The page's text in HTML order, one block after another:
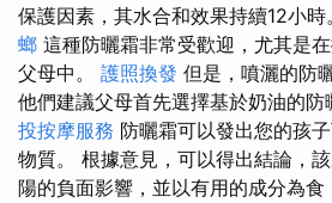
保護因素，其水合和效果持續12小時
螂 這種防曬霜非常受歡迎，尤其是
父母中。 護照換發 但是，噴灑的防
他們建議父母首先選擇基於奶油的防
投按摩服務 防曬霜可以發出您的孩
物質。 根據意見，可以得出結論，
陽的負面影響，並以有用的成分為